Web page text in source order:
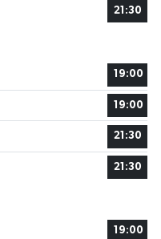
21:30
19:00
19:00
21:30
21:30
19:00